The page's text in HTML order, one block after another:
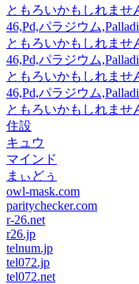
ともろいかもしれませ
46,Pd,パラジウム
ともろいかもしれませ
46,Pd,パラジウム
ともろいかもしれませ
46,Pd,パラジウム
ともろいかもしれませ
住設
キュウ
マインド
まぃどぅ
owl-mask.com
paritychecker.com
r-26.net
r26.jp
telnum.jp
tel072.jp
tel072.net